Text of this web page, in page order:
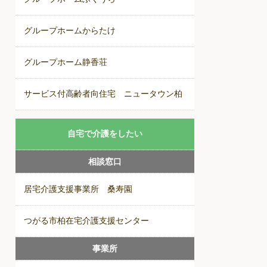
グループホームからたけ
グループホーム静香荘
サービス付高齢者向住宅 ニュータウン柏
自宅で介護をしたい
相談窓口
居宅介護支援事業所 桑寿園
つがる市柏在宅介護支援センター
事業所